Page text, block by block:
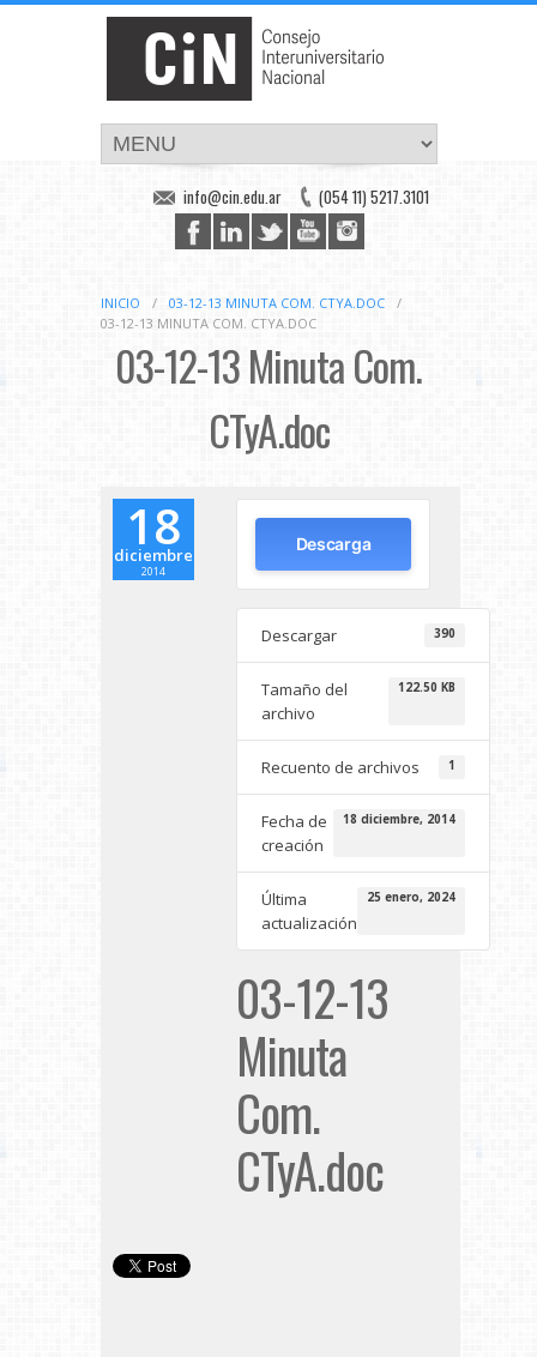
(054 11) 5217.3101
info@cin.edu.ar
INICIO / 03-12-13 MINUTA COM. CTYA.DOC
/
03-12-13 MINUTA COM. CTYA.DOC
03-12-13 Minuta Com.
CTyA.doc
18
diciembre
2014
Descarga
Descargar 390
Tamaño del
archivo
122.50 KB
Recuento de archivos 1
Fecha de
creación
18 diciembre, 2014
Última
actualización
25 enero, 2024
03-12-13
Minuta
Com.
CTyA.doc